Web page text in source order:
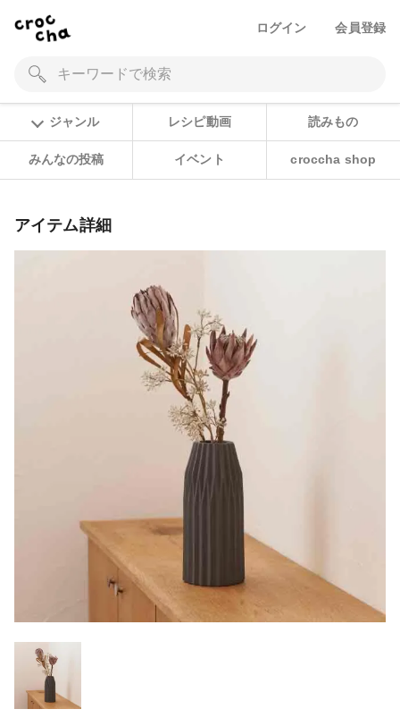
ログイン 会員登録
ジャンル レシピ動画 読みもの
みんなの投稿 イベント croccha shop
アイテム詳細